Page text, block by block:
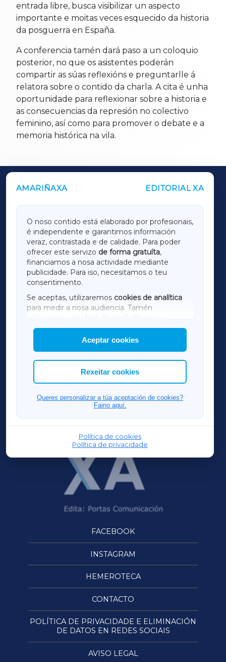
entrada libre, busca visibilizar un aspecto
importante e moitas veces esquecido da historia
da posguerra en España.
A conferencia tamén dará paso a un coloquio
posterior, no que os asistentes poderán
compartir as súas reflexións e preguntarlle á
relatora sobre o contido da charla. A cita é unha
oportunidade para reflexionar sobre a historia e
as consecuencias da represión no colectivo
feminino, así como para promover o debate e a
memoria histórica na vila.
AMARIÑAXA EDITORIAL XA
O noso contido está elaborado por profesionais,
é independente e garantimos información
veraz, contrastada e de calidade. Para poder
ofrecer este servizo de forma gratuíta,
financiamos a nosa actividade mediante
publicidade. Para iso, necesitamos o teu
consentimento.
Se aceptas, utilizaremos cookies de analítica
para medir a nosa audiencia. Tamén
utilizaremos
cookies de marketing
mostrar publicidade de terceiros.
Así mesmo, podes personalizar a elección das
cookies que desexas permitir.
Aceptar cookies
Rexeitar cookies
Queres personalizar a túa aceptación de cookies?
Faino aquí.
Política de cookies
Política de privacidade
OUTROS PERIÓDICOS
LUGOXA
TERRACHAXA
AMARIÑAXA
RIBEIRASACRAXA
ACORUÑAXA
FERROLXA
OURENSEXA
FACEBOOK
INSTAGRAM
HEMEROTECA
CONTACTO
POLÍTICA DE PRIVACIDADE E ELIMINACIÓN
DE DATOS EN REDES SOCIAIS
AVISO LEGAL